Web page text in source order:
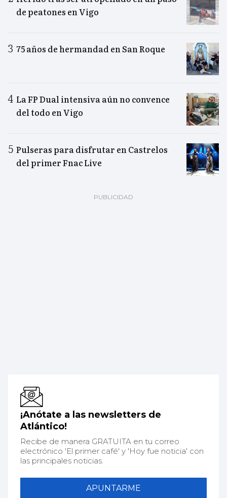
de peatones en Vigo
75 años de hermandad en San Roque
La FP Dual intensiva aún no convence
del todo en Vigo
Pulseras para disfrutar en Castrelos
del primer Fnac Live
¡Anótate a las newsletters de
Atlántico!
Recibe de manera GRATUITA en tu correo
electrónico 'El primer café' y 'Hoy fue noticia' con
las principales noticias.
APUNTARME